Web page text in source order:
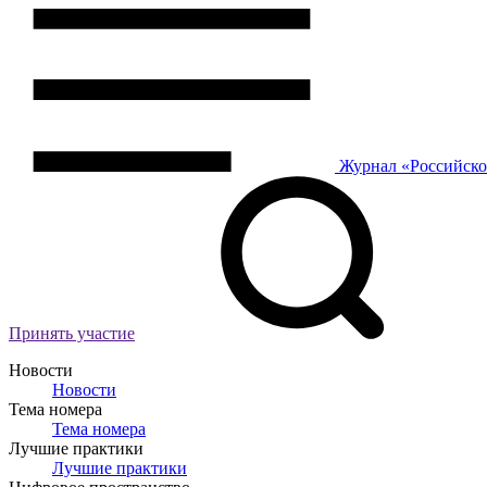
Журнал
Принять участие
Новости
Новости
Тема номера
Тема номера
Лучшие практики
Лучшие практики